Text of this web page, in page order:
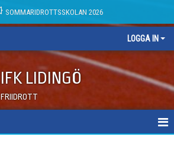
SOMMARIDROTTSSKOLAN 2026
LOGGA IN
IFK LIDINGÖ
FRIIDROTT